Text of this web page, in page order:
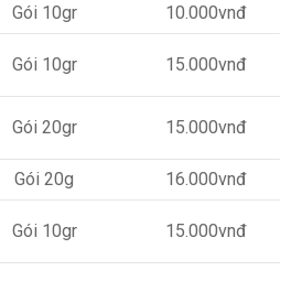
Gói 10gr
10.000vnđ
Gói 10gr 15.000vnđ
Gói 20gr 15.000vnđ
Gói 20g
16.000vnđ
Gói 10gr 15.000vnđ